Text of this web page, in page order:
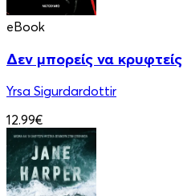
eBook
Δεν μπορείς να κρυφτείς
Yrsa Sigurdardottir
12.99€